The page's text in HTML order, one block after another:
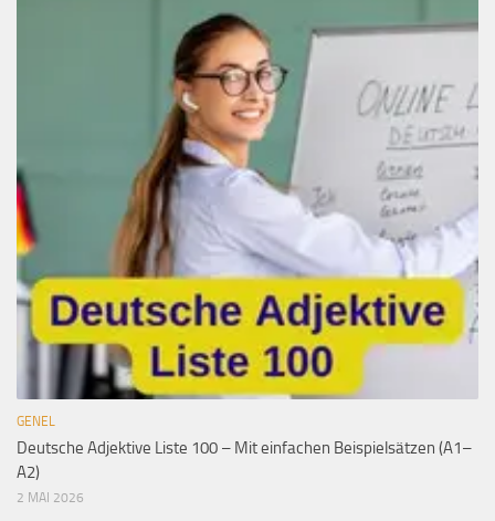
GENEL
Deutsche Adjektive Liste 100 – Mit einfachen Beispielsätzen (A1–
A2)
2 MAI 2026